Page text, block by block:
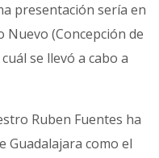
presentación sería en
Nuevo (Concepción de
se llevó a cabo a
Ruben Fuentes ha
Guadalajara como el